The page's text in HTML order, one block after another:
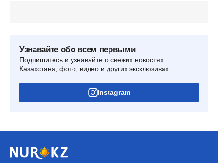
Узнавайте обо всем первыми
Подпишитесь и узнавайте о свежих новостях
Казахстана, фото, видео и других эксклюзивах
Instagram